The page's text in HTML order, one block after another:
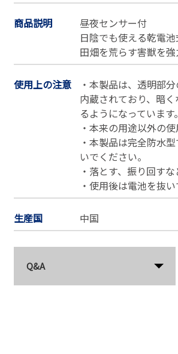
商品説明
昼夜センサー付
日陰でも使える乾電
田畑を荒らす害獣を
使用上の注意
・本製品は、透明部
内蔵されており、暗
るようになっています
・本来の用途以外の
・本製品は完全防水
いでください。
・落とす、振り回す
・使用後は電池を抜
生産国 中国
Q&A